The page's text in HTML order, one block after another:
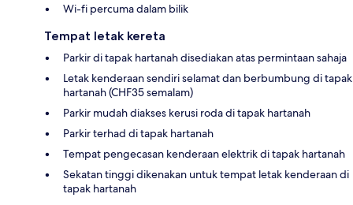
Wi-fi percuma dalam bilik
Tempat letak kereta
Parkir di tapak hartanah disediakan atas permintaan sahaja
Letak kenderaan sendiri selamat dan berbumbung di tapak
hartanah (CHF35 semalam)
Parkir mudah diakses kerusi roda di tapak hartanah
Parkir terhad di tapak hartanah
Tempat pengecasan kenderaan elektrik di tapak hartanah
Sekatan tinggi dikenakan untuk tempat letak kenderaan di
tapak hartanah